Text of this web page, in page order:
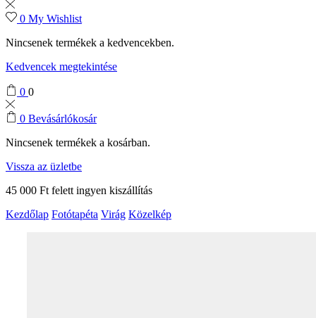
0 My Wishlist
Nincsenek termékek a kedvencekben.
Kedvencek megtekintése
0 0
0 Bevásárlókosár
Nincsenek termékek a kosárban.
Vissza az üzletbe
45 000 Ft felett ingyen kiszállítás
Kezdőlap Fotótapéta Virág Közelkép